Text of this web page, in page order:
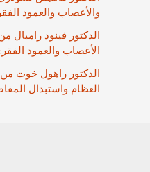
والأعصاب والعمود
الدكتور فينود
الأعصاب والعمود
الدكتور راهول خوت
العظام واستبدال